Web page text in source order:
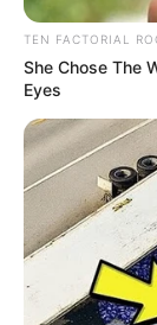
A PEC 14
saúde (AIS) e de
VEJA TAMBÉM
✳️Quantas visitas
✳️
✳️Câmara:
ACS/ACE:
👩‍⚕️
TEN FACTORIAL
She Chose The
Eyes